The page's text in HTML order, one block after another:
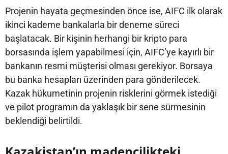
Projenin hayata geçmesinden önce ise, AIFC ilk olarak
ikinci kademe bankalarla bir deneme süreci
başlatacak. Bir kişinin herhangi bir kripto para
borsasında işlem yapabilmesi için, AIFC’ye kayırlı bir
bankanın resmi müşterisi olması gerekiyor. Borsaya
bu banka hesapları üzerinden para gönderilecek.
Kazak hükumetinin projenin risklerini görmek istediği
ve pilot programın da yaklaşık bir sene sürmesinin
beklendiği belirtildi.